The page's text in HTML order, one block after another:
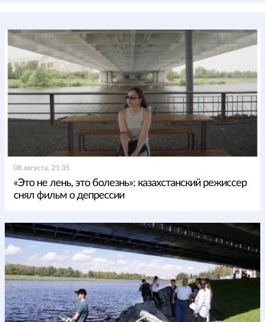
08 августа, 21:35
«Это не лень, это болезнь»: казахстанский режиссер
снял фильм о депрессии